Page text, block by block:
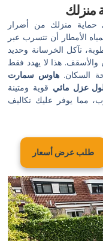
منزلك
حماية منزلك من أضرار
الأمطار أن تتسرب عبر
تآكل الخرسانة وحديد
والأسقف. هذا لا يهدد فقط
السكان.هاوس سمارت
عزل مائي قوية ومتينة
مما يوفر عليك تكاليف
طلب عرض أسعار